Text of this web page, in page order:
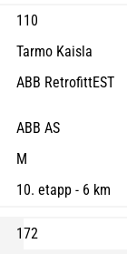
110
Tarmo Kaisla
ABB RetrofittEST
ABB AS
M
10. etapp - 6 km
172